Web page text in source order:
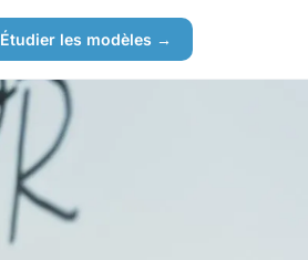
Étudier les modèles →